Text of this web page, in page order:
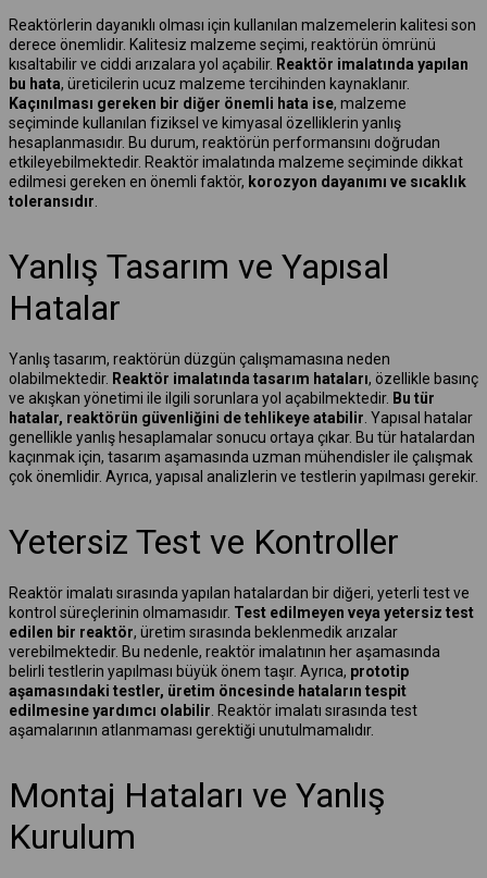
Reaktörlerin dayanıklı olması için kullanılan malzemelerin kalitesi son
derece önemlidir. Kalitesiz malzeme seçimi, reaktörün ömrünü
kısaltabilir ve ciddi arızalara yol açabilir. Reaktör imalatında yapılan
bu hata, üreticilerin ucuz malzeme tercihinden kaynaklanır.
Kaçınılması gereken bir diğer önemli hata ise, malzeme
seçiminde kullanılan fiziksel ve kimyasal özelliklerin yanlış
hesaplanmasıdır. Bu durum, reaktörün performansını doğrudan
etkileyebilmektedir. Reaktör imalatında malzeme seçiminde dikkat
edilmesi gereken en önemli faktör, korozyon dayanımı ve sıcaklık
toleransıdır
Yanlış Tasarım ve Yapısal
Hatalar
Yanlış tasarım, reaktörün düzgün çalışmamasına neden
olabilmektedir. Reaktör imalatında tasarım hataları, özellikle basınç
ve akışkan yönetimi ile ilgili sorunlara yol açabilmektedir. Bu tür
hatalar, reaktörün güvenliğini de tehlikeye atabilir . Yapısal hatalar
genellikle yanlış hesaplamalar sonucu ortaya çıkar. Bu tür hatalardan
kaçınmak için, tasarım aşamasında uzman mühendisler ile çalışmak
çok önemlidir. Ayrıca, yapısal analizlerin ve testlerin yapılması gerekir.
Yetersiz Test ve Kontroller
Reaktör imalatı sırasında yapılan hatalardan bir diğeri, yeterli test ve
kontrol süreçlerinin olmamasıdır. Test edilmeyen veya yetersiz test
edilen bir reaktör, üretim sırasında beklenmedik arızalar
verebilmektedir. Bu nedenle, reaktör imalatının her aşamasında
belirli testlerin yapılması büyük önem taşır. Ayrıca, prototip
aşamasındaki testler, üretim öncesinde hataların tespit
edilmesine yardımcı olabilir. Reaktör imalatı sırasında test
aşamalarının atlanmaması gerektiği unutulmamalıdır.
Montaj Hataları ve Yanlış
Kurulum